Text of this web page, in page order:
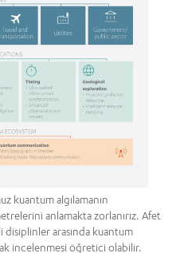
kuantum algılamanın
anlamakta zorlanırız. Afet
arasında kuantum
incelenmesi öğretici olabilir.